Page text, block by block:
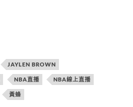
JAYLEN BROWN
NBA直播 NBA線上直播
黃蜂